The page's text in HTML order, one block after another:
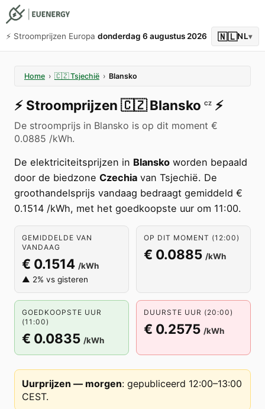
⚡️ Stroomprijzen Europa donderdag 6 augustus 2026 🇳🇱NL▾
Home › 🇨🇿 Tsjechië › Blansko
⚡️ Stroomprijzen 🇨🇿 Blansko CZ ⚡️
De stroomprijs in Blansko is op dit moment €
0.0885 /kWh.
De elektriciteitsprijzen in Blansko worden bepaald
door de biedzone Czechia van Tsjechië. De
groothandelsprijs vandaag bedraagt gemiddeld €
0.1514 /kWh, met het goedkoopste uur om 11:00.
GEMIDDELDE VAN
VANDAAG
€ 0.1514 /kWh
▲ 2% vs gisteren
OP DIT MOMENT (12:00)
€ 0.0885 /kWh
GOEDKOOPSTE UUR
(11:00)
€ 0.0835 /kWh
DUURSTE UUR (20:00)
€ 0.2575 /kWh
Uurprijzen — morgen: gepubliceerd 12:00–13:00
CEST.